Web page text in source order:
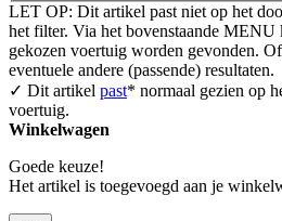
LET OP: Dit artikel past niet op het
het filter. Via het bovenstaande MENU
gekozen voertuig worden gevonden.
eventuele andere (passende) resultaten.
✓ Dit artikel past* normaal gezien op
voertuig.
Winkelwagen
Goede keuze!
Het artikel is toegevoegd aan je